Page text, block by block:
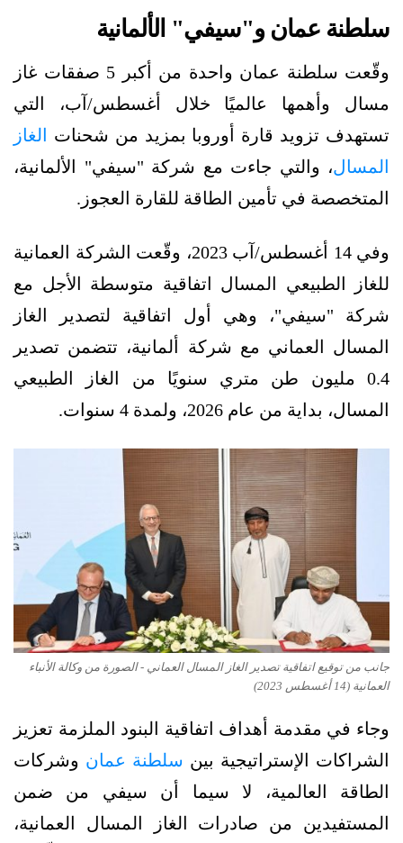
سلطنة عمان و"سيفي" الألمانية
وقّعت سلطنة عمان واحدة من أكبر 5 صفقات غاز
مسال وأهمها عالميًا خلال أغسطس/آب، التي
تستهدف تزويد قارة أوروبا بمزيد من شحنات
الغاز
المسال، والتي جاءت مع شركة "سيفي" الألمانية،
المتخصصة في تأمين الطاقة للقارة العجوز.
وفي 14 أغسطس/آب 2023، وقّعت الشركة العمانية
للغاز الطبيعي المسال اتفاقية متوسطة الأجل مع
شركة "سيفي"، وهي أول اتفاقية لتصدير الغاز
المسال العماني مع شركة ألمانية، تتضمن تصدير
0.4 مليون طن متري سنويًا من الغاز الطبيعي
المسال، بداية من عام 2026، ولمدة 4 سنوات.
جانب من توقيع اتفاقية تصدير الغاز المسال العماني - الصورة من وكالة الأنباء
العمانية (14 أغسطس 2023)
وجاء في مقدمة أهداف اتفاقية البنود الملزمة تعزيز
الشراكات الإستراتيجية بين سلطنة عمان وشركات
الطاقة العالمية، لا سيما أن سيفي من ضمن
المستفيدين من صادرات الغاز المسال العمانية،